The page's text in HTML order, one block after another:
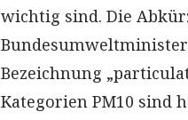
wichtig sind. Die
Bezeichnung
Kategorien PM10 sind